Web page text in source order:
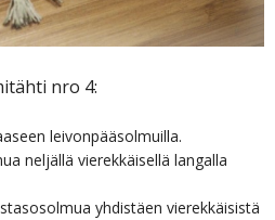
nro 4:
leivonpääsolmuilla.
neljällä vierekkäisellä langalla
yhdistäen vierekkäisistä